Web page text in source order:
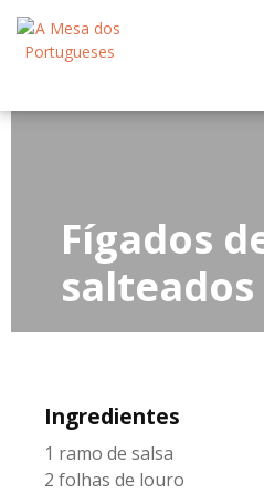
Fígados
salteados
Ingredientes
1 ramo de salsa
2 folhas de louro